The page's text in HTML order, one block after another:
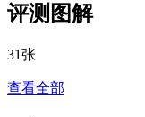
评测图解
31张
查看全部